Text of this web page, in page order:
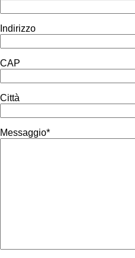
Indirizzo
CAP
Città
Messaggio*